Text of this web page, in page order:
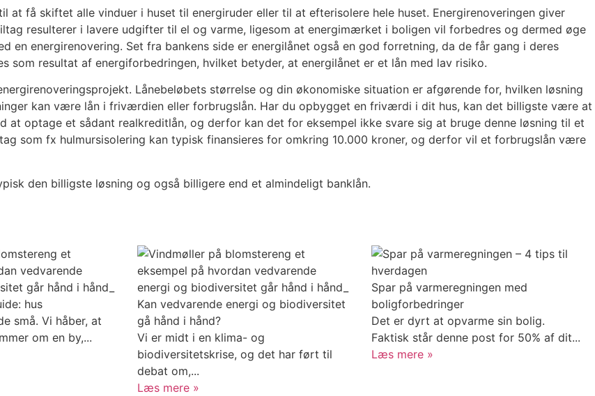
at få skiftet alle vinduer i huset til energiruder eller til at efterisolere hele huset. Energirenoveringen giver
resulterer i lavere udgifter til el og varme, ligesom at energimærket i boligen vil forbedres og dermed øge
energirenovering. Set fra bankens side er energilånet også en god forretning, da de får gang i deres
som resultat af energiforbedringen, hvilket betyder, at energilånet er et lån med lav risiko.
Lånebeløbets størrelse og din økonomiske situation er afgørende for, hvilken løsning
kan være lån i friværdien eller forbrugslån. Har du opbygget en friværdi i dit hus, kan det billigste være at
optage et sådant realkreditlån, og derfor kan det for eksempel ikke svare sig at bruge denne løsning til et
som fx hulmursisolering kan typisk finansieres for omkring 10.000 kroner, og derfor vil et forbrugslån være
den billigste løsning og også billigere end et almindeligt banklån.
hus
små. Vi håber, at
om en by,...
Kan vedvarende energi og biodiversitet
gå hånd i hånd?
Vi er midt i en klima- og
biodiversitetskrise, og det har ført til
debat om,...
Læs mere »
Spar på varmeregningen med
boligforbedringer
Det er dyrt at opvarme sin bolig.
Faktisk står denne post for 50% af dit...
Læs mere »